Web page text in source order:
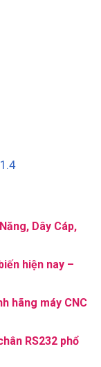
Dây Cáp,
hiện nay –
hãng máy CNC
RS232 phổ